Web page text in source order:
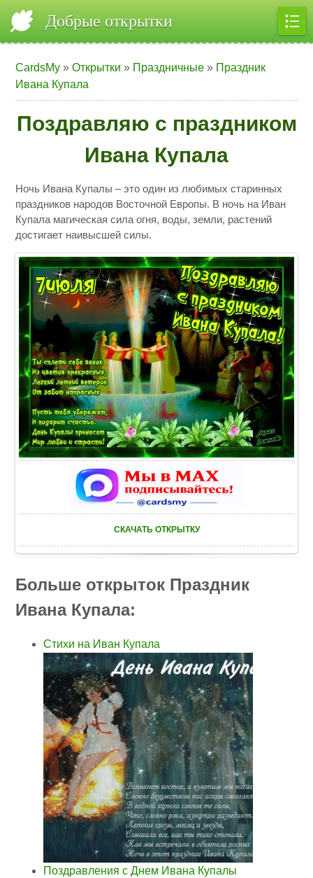
Добрые открытки
CardsMy »Открытки » Праздничные » Праздник
Ивана Купала
Поздравляю с праздником
Ивана Купала
Ночь Ивана Купалы – это один из любимых старинных
праздников народов Восточной Европы. В ночь на Иван
Купала магическая сила огня, воды, земли, растений
достигает наивысшей силы.
СКАЧАТЬ ОТКРЫТКУ
Больше открыток Праздник
Ивана Купала:
Стихи на Иван Купала
Поздравления с Днем Ивана Купалы